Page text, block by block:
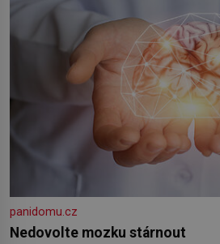
panidomu.cz
Nedovolte mozku stárnout